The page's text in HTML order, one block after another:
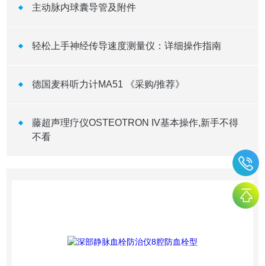
主动脉内球囊导管及附件
轻松上手神经传导速度测量仪：详细操作指南
德国麦科听力计MA51 《采购/推荐》
藤超声理疗仪OSTEOTRON IV基本操作,新手不得
不看